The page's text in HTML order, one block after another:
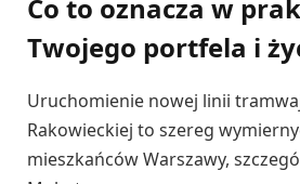
Co to oznacza w
Twojego portfela i
Uruchomienie nowej linii
Rakowieckiej to szereg
mieszkańców Warszawy,